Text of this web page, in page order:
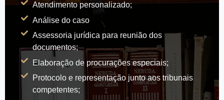
Atendimento personalizado;
Análise do caso
Assessoria jurídica para reunião dos
documentos;
Elaboração de procurações especiais;
Protocolo e representação junto aos tribunais
competentes;